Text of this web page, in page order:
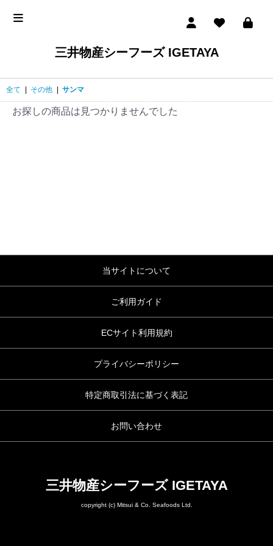
三井物産シーフーズ IGETAYA
全て その他 サンマ
お探しの商品は見つかりませんでした
当サイトについて
ご利用ガイド
ECサイト利用規約
プライバシーポリシー
特定商取引法に基づく表記
お問い合わせ
三井物産シーフーズ IGETAYA
copyright (c) Mitsui & Co. Seafoods Ltd.